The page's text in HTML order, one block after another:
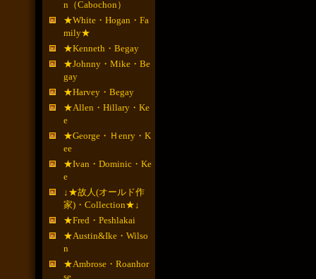
n（Cabochon）
★White・Hogan・Fa
mily★
★Kenneth・Begay
★Johnny・Mike・Be
gay
★Harvey・Begay
★Allen・Hillary・Ke
e
★George・Ｈenry・K
ee
★Ivan・Dominic・Ke
e
↓★故人(オールド作
家)・Collection★↓
★Fred・Peshlakai
★Austin&Ike・Wilso
n
★Ambrose・Roanhor
se